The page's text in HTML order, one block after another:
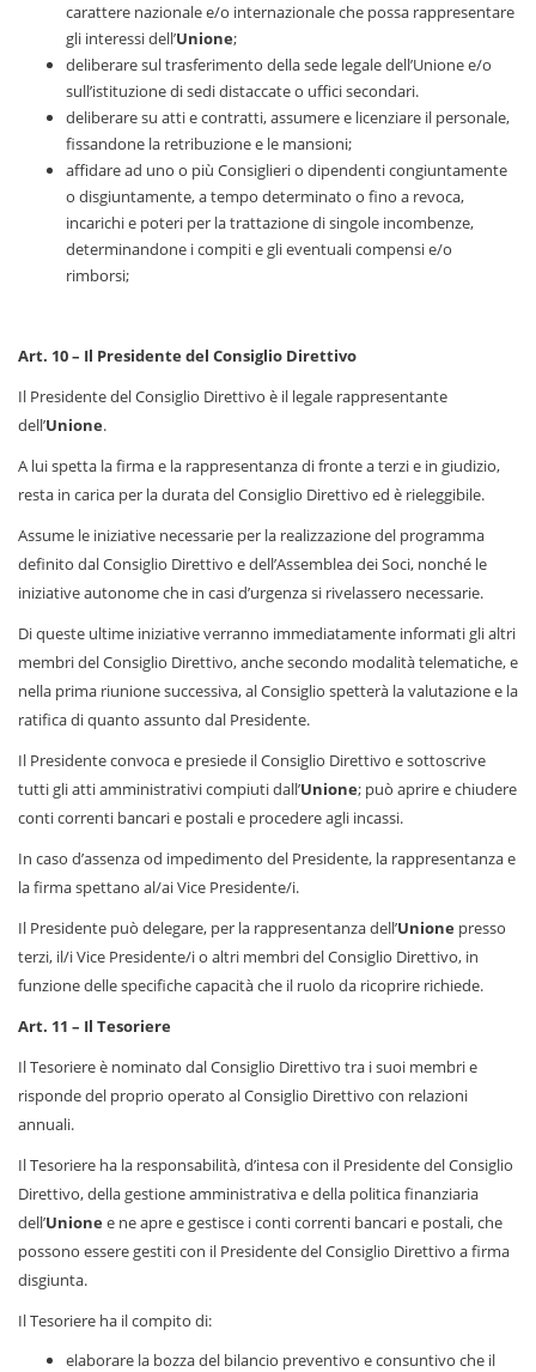
carattere nazionale e/o internazionale che possa rappresentare
gli interessi dell’Unione;
deliberare sul trasferimento della sede legale dell’Unione e/o
sull’istituzione di sedi distaccate o uffici secondari.
deliberare su atti e contratti, assumere e licenziare il personale,
fissandone la retribuzione e le mansioni;
affidare ad uno o più Consiglieri o dipendenti congiuntamente
o disgiuntamente, a tempo determinato o fino a revoca,
incarichi e poteri per la trattazione di singole incombenze,
determinandone i compiti e gli eventuali compensi e/o
rimborsi;
Art. 10 – Il Presidente del Consiglio Direttivo
Il Presidente del Consiglio Direttivo è il legale rappresentante
dell’Unione.
A lui spetta la firma e la rappresentanza di fronte a terzi e in giudizio,
resta in carica per la durata del Consiglio Direttivo ed è rieleggibile.
Assume le iniziative necessarie per la realizzazione del programma
definito dal Consiglio Direttivo e dell’Assemblea dei Soci, nonché le
iniziative autonome che in casi d’urgenza si rivelassero necessarie.
Di queste ultime iniziative verranno immediatamente informati gli altri
membri del Consiglio Direttivo, anche secondo modalità telematiche, e
nella prima riunione successiva, al Consiglio spetterà la valutazione e la
ratifica di quanto assunto dal Presidente.
Il Presidente convoca e presiede il Consiglio Direttivo e sottoscrive
tutti gli atti amministrativi compiuti dall’Unione; può aprire e chiudere
conti correnti bancari e postali e procedere agli incassi.
In caso d’assenza od impedimento del Presidente, la rappresentanza e
la firma spettano al/ai Vice Presidente/i.
Il Presidente può delegare, per la rappresentanza dell’Unione presso
terzi, il/i Vice Presidente/i o altri membri del Consiglio Direttivo, in
funzione delle specifiche capacità che il ruolo da ricoprire richiede.
Art. 11 – Il Tesoriere
Il Tesoriere è nominato dal Consiglio Direttivo tra i suoi membri e
risponde del proprio operato al Consiglio Direttivo con relazioni
annuali.
Il Tesoriere ha la responsabilità, d’intesa con il Presidente del Consiglio
Direttivo, della gestione amministrativa e della politica finanziaria
dell’Unione e ne apre e gestisce i conti correnti bancari e postali, che
possono essere gestiti con il Presidente del Consiglio Direttivo a firma
disgiunta.
Il Tesoriere ha il compito di:
elaborare la bozza del bilancio preventivo e consuntivo che il